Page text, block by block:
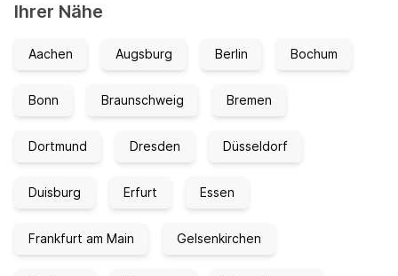
Ihrer Nähe
Aachen Augsburg Berlin Bochum
Bonn Braunschweig Bremen
Dortmund Dresden Düsseldorf
Duisburg Erfurt Essen
Frankfurt am Main Gelsenkirchen